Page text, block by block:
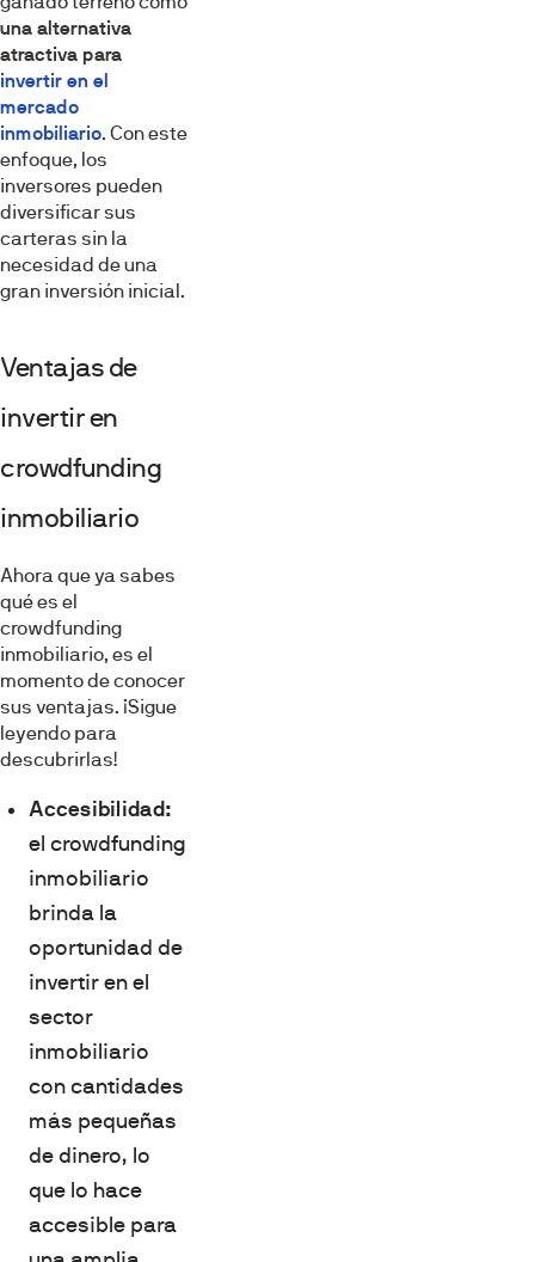
una alternativa
atractiva para
invertir en el
mercado
inmobiliario. Con este
enfoque, los
inversores pueden
diversificar sus
carteras sin la
necesidad de una
gran inversión inicial.
Ventajas de
invertir en
crowdfunding
inmobiliario
Ahora que ya sabes
qué es el
crowdfunding
inmobiliario, es el
momento de conocer
sus ventajas. ¡Sigue
leyendo para
descubrirlas!
Accesibilidad:
el crowdfunding
inmobiliario
brinda la
oportunidad de
invertir en el
sector
inmobiliario
con cantidades
más pequeñas
de dinero, lo
que lo hace
accesible para